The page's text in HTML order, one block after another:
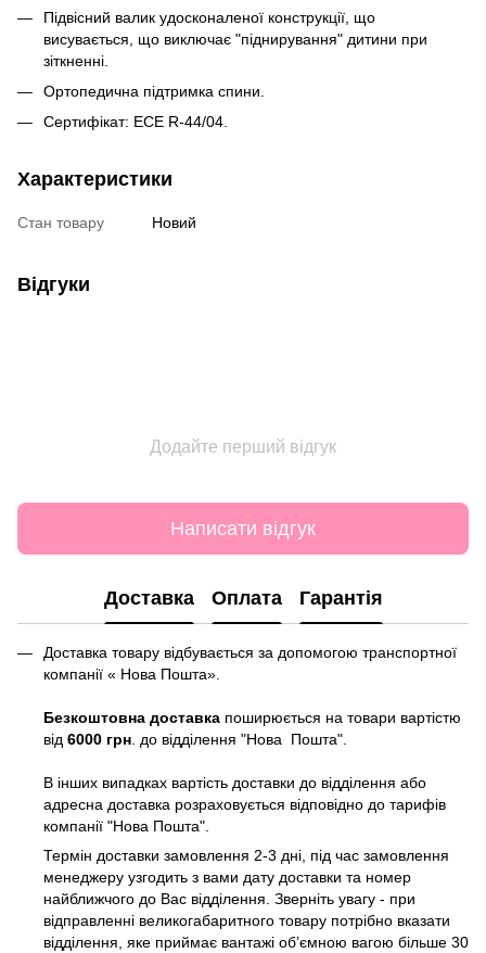
Підвісний валик удосконаленої конструкції, що
висувається, що виключає "піднирування" дитини при
зіткненні.
Ортопедична підтримка спини.
Сертифікат: ECE R-44/04.
Характеристики
Стан товару Новий
Відгуки
Додайте перший відгук
Написати відгук
Доставка Оплата Гарантія
Доставка товару відбувається за допомогою транспортної
компанії « Нова Пошта».
Безкоштовна доставка поширюється на товари вартістю
від 6000 грн. до відділення "Нова Пошта".
В інших випадках вартість доставки до відділення або
адресна доставка розраховується відповідно до тарифів
компанії "Нова Пошта".
Термін доставки замовлення 2-3 дні, під час замовлення
менеджеру узгодить з вами дату доставки та номер
найближчого до Вас відділення. Зверніть увагу - при
відправленні великогабаритного товару потрібно вказати
відділення, яке приймає вантажі об’ємною вагою більше 30